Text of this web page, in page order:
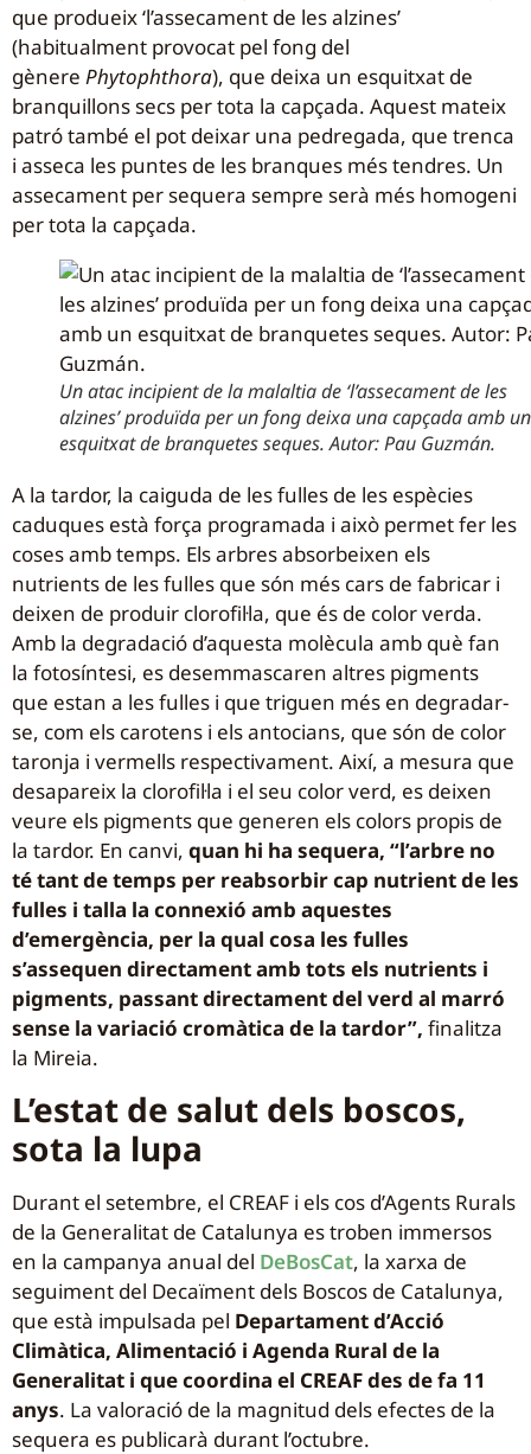
que produeix ‘l’assecament de les alzines’
(habitualment provocat pel fong del
gènere Phytophthora), que deixa un esquitxat de
branquillons secs per tota la capçada. Aquest mateix
patró també el pot deixar una pedregada, que trenca
i asseca les puntes de les branques més tendres. Un
assecament per sequera sempre serà més homogeni
per tota la capçada.
Un atac incipient de la malaltia de ‘l’assecament de les
alzines’ produïda per un fong deixa una capçada amb un
esquitxat de branquetes seques. Autor: Pau Guzmán.
A la tardor, la caiguda de les fulles de les espècies
caduques està força programada i això permet fer les
coses amb temps. Els arbres absorbeixen els
nutrients de les fulles que són més cars de fabricar i
deixen de produir clorofil·la, que és de color verda.
Amb la degradació d’aquesta molècula amb què fan
la fotosíntesi, es desemmascaren altres pigments
que estan a les fulles i que triguen més en degradar-
se, com els carotens i els antocians, que són de color
taronja i vermells respectivament. Així, a mesura que
desapareix la clorofil·la i el seu color verd, es deixen
veure els pigments que generen els colors propis de
la tardor. En canvi, quan hi ha sequera, “l’arbre no
té tant de temps per reabsorbir cap nutrient de les
fulles i talla la connexió amb aquestes
d’emergència, per la qual cosa les fulles
s’assequen directament amb tots els nutrients i
pigments, passant directament del verd al marró
sense la variació cromàtica de la tardor”, finalitza
la Mireia.
L’estat de salut dels boscos,
sota la lupa
Durant el setembre, el CREAF i els cos d’Agents Rurals
de la Generalitat de Catalunya es troben immersos
en la campanya anual del DeBosCat, la xarxa de
seguiment del Decaïment dels Boscos de Catalunya,
que està impulsada pel Departament d’Acció
Climàtica, Alimentació i Agenda Rural de la
Generalitat i que coordina el CREAF des de fa 11
anys. La valoració de la magnitud dels efectes de la
sequera es publicarà durant l’octubre.